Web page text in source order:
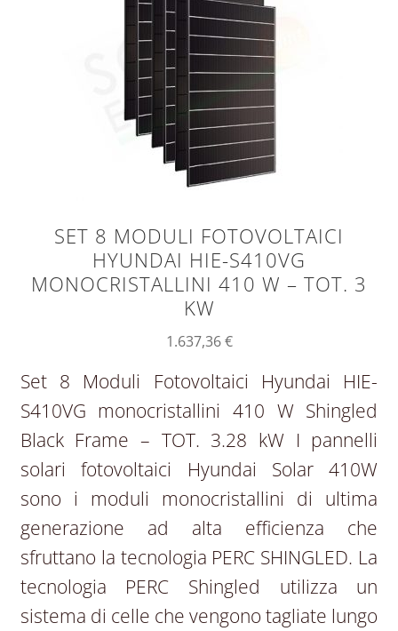
SET 8 MODULI FOTOVOLTAICI
HYUNDAI HIE-S410VG
MONOCRISTALLINI 410 W – TOT. 3
KW
1.637,36€
Set 8 Moduli Fotovoltaici Hyundai HIE-
S410VG monocristallini 410 W Shingled
Black Frame – TOT. 3.28 kW I pannelli
solari fotovoltaici Hyundai Solar 410W
sono i moduli monocristallini di ultima
generazione ad alta efficienza che
sfruttano la tecnologia PERC SHINGLED. La
tecnologia PERC Shingled utilizza un
sistema di celle che vengono tagliate lungo